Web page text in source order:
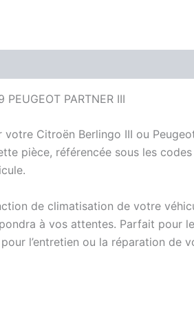
PARTNER III
Citroën Berlingo III ou
pièce, référencée sous les
de climatisation de votre
à vos attentes. Parfait pour
l’entretien ou la réparation de